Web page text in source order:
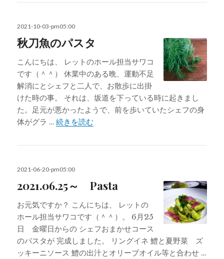
投
日:
2021-10-03-pm05:00
秋刀魚のパスタ
こんにちは、 レットのホール担当サワコ
です（＾＾） 休業中のある晩、運動不足
解消にとシェフと二人で、お散歩に出掛
けた時の事。 それは、坂道を下っている時に起きまし
た。足元が悪かったようで、前を歩いていたシェフの身
体がグラ …続きを読む
投
日:
2021-06-20-pm05:00
2021.06.25～ Pasta
お元気ですか？ こんにちは、 レットの
ホール担当サワコです（＾＾）。 6月25
日 金曜日からの シェフおまかせコース
のパスタが 完成しました。 リングイネ 鱧と夏野菜 ズ
ッキーニソース 鱧の出汁とオリーブオイル等と合わせ …